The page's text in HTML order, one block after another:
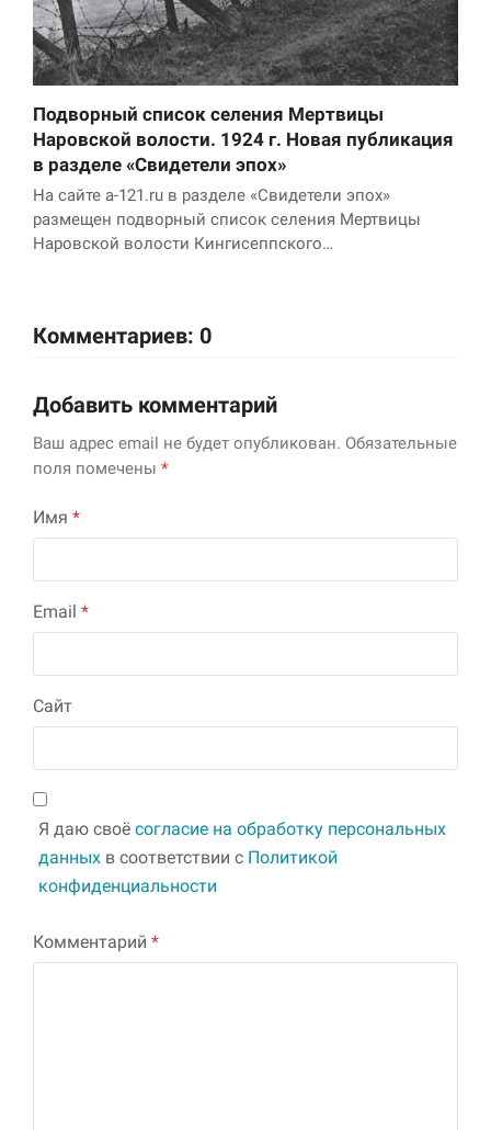
Подворный список селения Мертвицы
Наровской волости. 1924 г. Новая публикация
в разделе «Свидетели эпох»
На сайте a-121.ru в разделе «Свидетели эпох»
размещен подворный список селения Мертвицы
Наровской волости Кингисеппского…
Комментариев: 0
Добавить комментарий
Ваш адрес email не будет опубликован. Обязательные
поля помечены *
Имя *
Email *
Сайт
Я даю своё согласие на обработку персональных
данных в соответствии с Политикой
конфиденциальности
Комментарий *